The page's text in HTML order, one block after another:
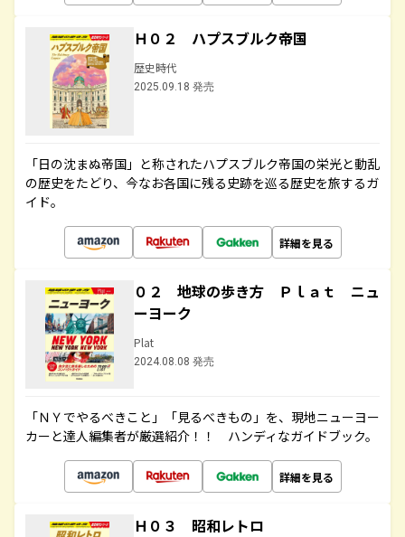
Ｈ０２ ハプスブルク帝国
歴史時代
2025.09.18 発売
「日の沈まぬ帝国」と称されたハプスブルク帝国の栄光と動乱
の歴史をたどり、今なお各国に残る史跡を巡る歴史を旅するガ
イド。
詳細を見る
０２ 地球の歩き方 Ｐｌａｔ ニュ
ーヨーク
Plat
2024.08.08 発売
「ＮＹでやるべきこと」「見るべきもの」を、現地ニューヨー
カーと達人編集者が厳選紹介！！ ハンディなガイドブック。
詳細を見る
Ｈ０３ 昭和レトロ